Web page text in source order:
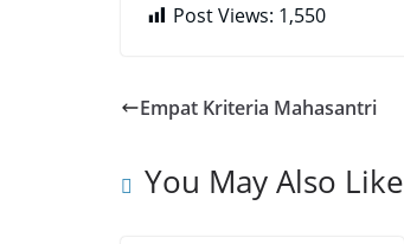
Post Views: 1,550
Empat Kriteria Mahasantri
You May Also Like